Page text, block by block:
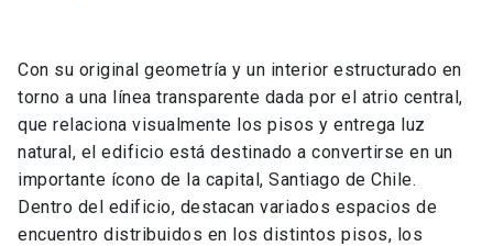
Con su original geometría y un interior estructurado en
torno a una línea transparente dada por el atrio central,
que relaciona visualmente los pisos y entrega luz
natural, el edificio está destinado a convertirse en un
importante ícono de la capital, Santiago de Chile.
Dentro del edificio, destacan variados espacios de
encuentro distribuidos en los distintos pisos, los